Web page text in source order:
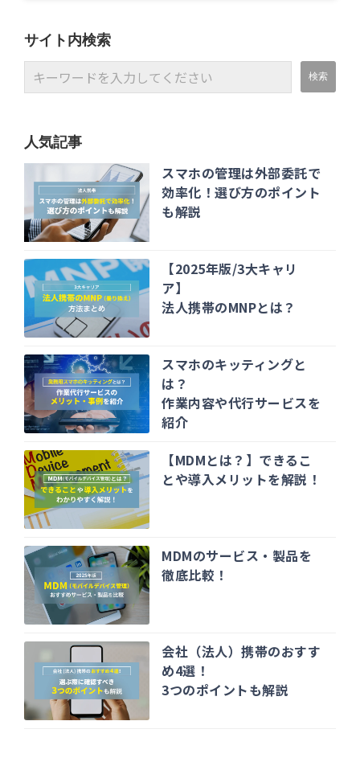
サイト内検索
人気記事
スマホの管理は外部委託で
効率化！選び方のポイント
も解説
【2025年版/3大キャリ
ア】
法人携帯のMNPとは？
スマホのキッティングと
は？
作業内容や代行サービスを
紹介
【MDMとは？】できるこ
とや導入メリットを解説！
MDMのサービス・製品を
徹底比較！
会社（法人）携帯のおすす
め4選！
3つのポイントも解説